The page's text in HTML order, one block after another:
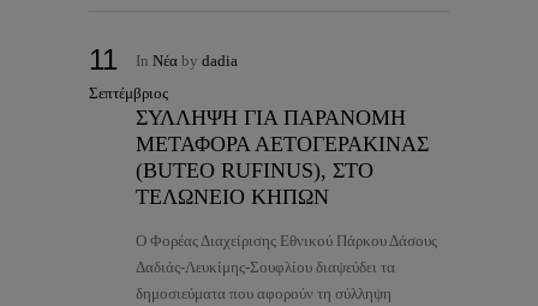
11
Σεπτέμβριος
In Νέα by dadia
ΣΥΛΛΗΨΗ ΓΙΑ ΠΑΡΑΝΟΜΗ
ΜΕΤΑΦΟΡΑ ΑΕΤΟΓΕΡΑΚΙΝΑΣ
(BUTEO RUFINUS), ΣΤΟ
ΤΕΛΩΝΕΙΟ ΚΗΠΩΝ
Ο Φορέας Διαχείρισης Εθνικού Πάρκου Δάσους
Δαδιάς-Λευκίμης-Σουφλίου διαψεύδει τα
δημοσιεύματα που αφορούν τη σύλληψη